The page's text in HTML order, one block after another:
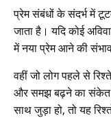
प्रेम संबंधों के संदर्भ में
जाता है। यदि कोई
में नया प्रेम आने की
वहीं जो लोग पहले से
और समझ बढ़ने का संकेत
साथ जुड़ा हो, तो यह